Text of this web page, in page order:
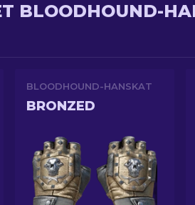
BLOODHOUND-
BLOODHOUND-HANSKAT
BRONZED